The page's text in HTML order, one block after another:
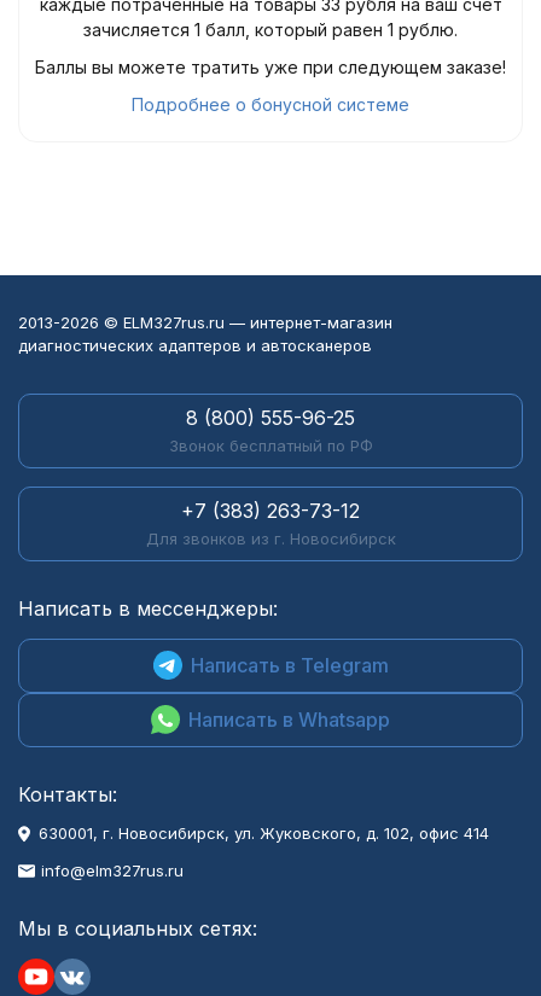
каждые потраченные на товары 33 рубля на ваш счет
зачисляется 1 балл, который равен 1 рублю.
Баллы вы можете тратить уже при следующем заказе!
Подробнее о бонусной системе
2013-2026 © ELM327rus.ru — интернет-магазин
диагностических адаптеров и автосканеров
8 (800) 555-96-25
Звонок бесплатный по РФ
+7 (383) 263-73-12
Для звонков из г. Новосибирск
Написать в мессенджеры:
Написать в Telegram
Написать в Whatsapp
Контакты:
630001, г. Новосибирск, ул. Жуковского, д. 102, офис 414
info@elm327rus.ru
Мы в социальных сетях: